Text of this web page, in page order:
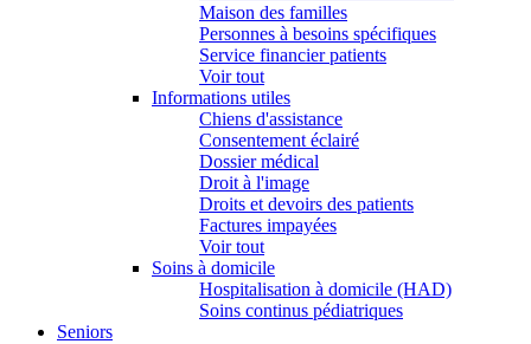
Maison des familles
Personnes à besoins spécifiques
Service financier patients
Voir tout
Informations utiles
Chiens d'assistance
Consentement éclairé
Dossier médical
Droit à l'image
Droits et devoirs des patients
Factures impayées
Voir tout
Soins à domicile
Hospitalisation à domicile (HAD)
Soins continus pédiatriques
Seniors